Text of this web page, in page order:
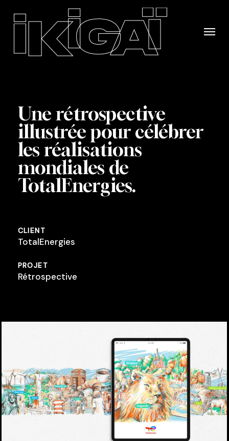
content
Menu
Une rétrospective
illustrée pour célébrer
les réalisations
mondiales de
TotalEnergies.
CLIENT
TotalEnergies
PROJET
Rétrospective